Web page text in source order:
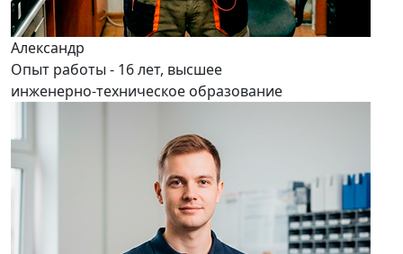
Александр
Опыт работы - 16 лет, высшее
инженерно-техническое образование